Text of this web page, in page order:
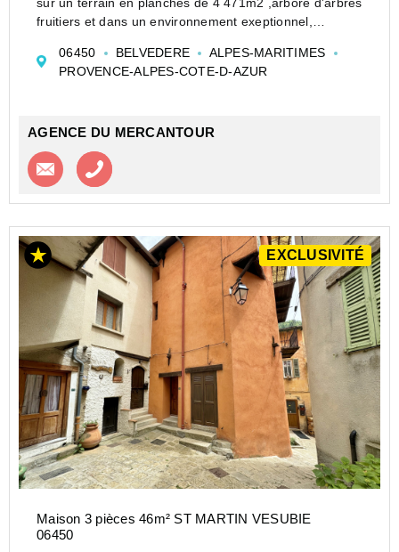
fruitiers et dans un environnement exeptionnel,
cuisine équipée, un salon, une chambre, une salle
d&#...
06450 BELVEDERE
ALPES-MARITIMES
PROVENCE-ALPES-COTE-D-AZUR
AGENCE DU MERCANTOUR
Contacter l'agence
EXCLUSIVITÉ
Maison 3 pièces 46m² ST MARTIN VESUBIE
06450